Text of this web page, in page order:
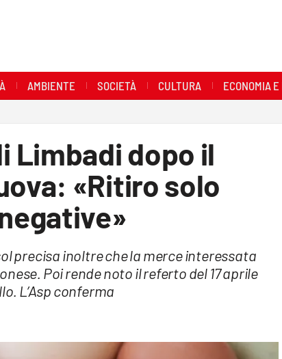
AMBIENTE SOCIETÀ CULTURA ECONOMIA E
Limbadi dopo il
«Ritiro solo
precisa inoltre che la merce interessata
Poi rende noto il referto del 17 aprile
L’Asp conferma